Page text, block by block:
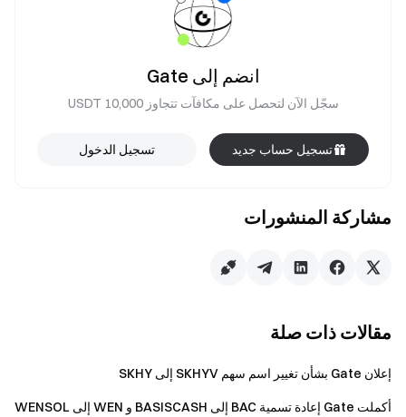
مشاركة المنشورات
انضم إلى Gate
سجّل الآن لتحصل على مكافآت تتجاوز 10,000 USDT
تسجيل حساب جديد تسجيل الدخول
مقالات ذات صلة
إعلان Gate بشأن تغيير اسم سهم SKHYV إلى SKHY
أكملت Gate إعادة تسمية BAC إلى BASISCASH و WEN إلى WENSOL